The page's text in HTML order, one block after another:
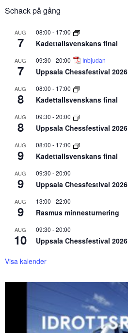
Schack på gång
AUG
7
08:00 - 17:00
Kadettallsvenskans final
AUG
7
09:30 -20:00 Inbjudan
Uppsala Chessfestival 2026
AUG
8
08:00 - 17:00
Kadettallsvenskans final
AUG
8
09:30 -20:00
Uppsala Chessfestival 2026
AUG
9
08:00 - 17:00
Kadettallsvenskans final
AUG
9
09:30 -20:00
Uppsala Chessfestival 2026
AUG
9
13:00 -22:00
Rasmus minnesturnering
AUG
10
09:30 -20:00
Uppsala Chessfestival 2026
Visa kalender